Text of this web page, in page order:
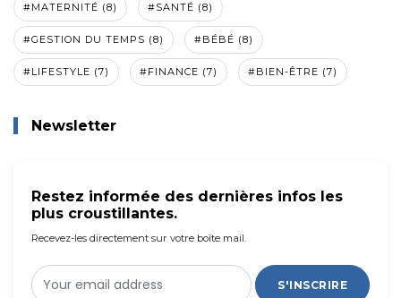
#MATERNITÉ (8) #SANTÉ (8)
#GESTION DU TEMPS (8) #BÉBÉ (8)
#LIFESTYLE (7) #FINANCE (7) #BIEN-ÊTRE (7)
Newsletter
Restez informée des dernières infos les
plus croustillantes.
Recevez-les directement sur votre boîte mail.
S'INSCRIRE